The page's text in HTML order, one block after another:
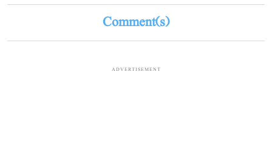
Comment(s)
ADVERTISEMENT